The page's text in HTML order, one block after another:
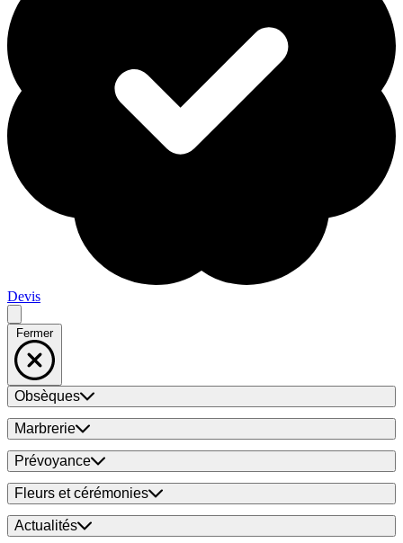
Devis
Fermer
Obsèques
Marbrerie
Prévoyance
Fleurs et cérémonies
Actualités